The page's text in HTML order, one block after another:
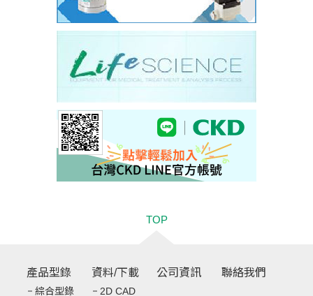
TOP
產品型錄
綜合型錄
資料/下載
2D CAD
公司資訊 聯絡我們